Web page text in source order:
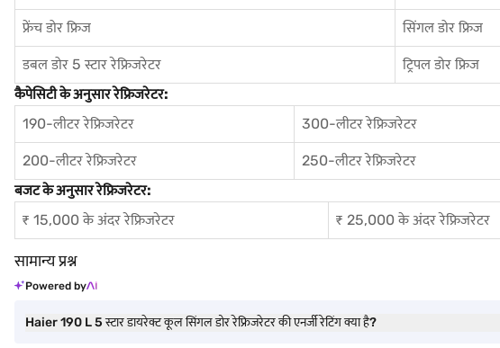
फ्रेंच डोर फ्रिज सिंगल डोर फ्रिज
डबल डोर 5 स्टार रेफ्रिजरेटर ट्रिपल डोर फ्रिज
कैपेसिटी के अनुसार रेफ्रिजरेटर:
190-लीटर रेफ्रिजरेटर
300-लीटर रेफ्रिजरेटर
200-लीटर रेफ्रिजरेटर 250-लीटर रेफ्रिजरेटर
बजट के अनुसार रेफ्रिजरेटर:
₹ 15,000 के अंदर रेफ्रिजरेटर
₹ 25,000 के अंदर रेफ्रिजरेटर
सामान्य प्रश्न
Powered by
Haier 190 L 5 स्टार डायरेक्ट कूल सिंगल डोर रेफ्रिजरेटर की एनर्जी रेटिंग क्या है?